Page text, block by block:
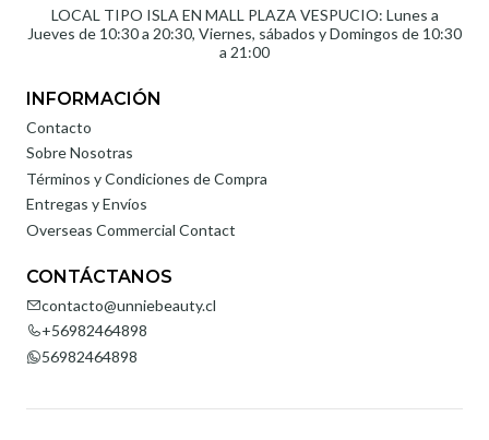
LOCAL TIPO ISLA EN MALL PLAZA VESPUCIO: Lunes a
Jueves de 10:30 a 20:30, Viernes, sábados y Domingos de 10:30
a 21:00
INFORMACIÓN
Contacto
Sobre Nosotras
Términos y Condiciones de Compra
Entregas y Envíos
Overseas Commercial Contact
CONTÁCTANOS
contacto@unniebeauty.cl
+56982464898
56982464898